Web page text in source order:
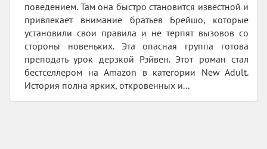
поведением. Там она быстро становится известной и
привлекает внимание братьев Брейшо, которые
установили свои правила и не терпят вызовов со
стороны новеньких. Эта опасная группа готова
преподать урок дерзкой Рэйвен. Этот роман стал
бестселлером на Amazon в категории New Adult.
История полна ярких, откровенных и...